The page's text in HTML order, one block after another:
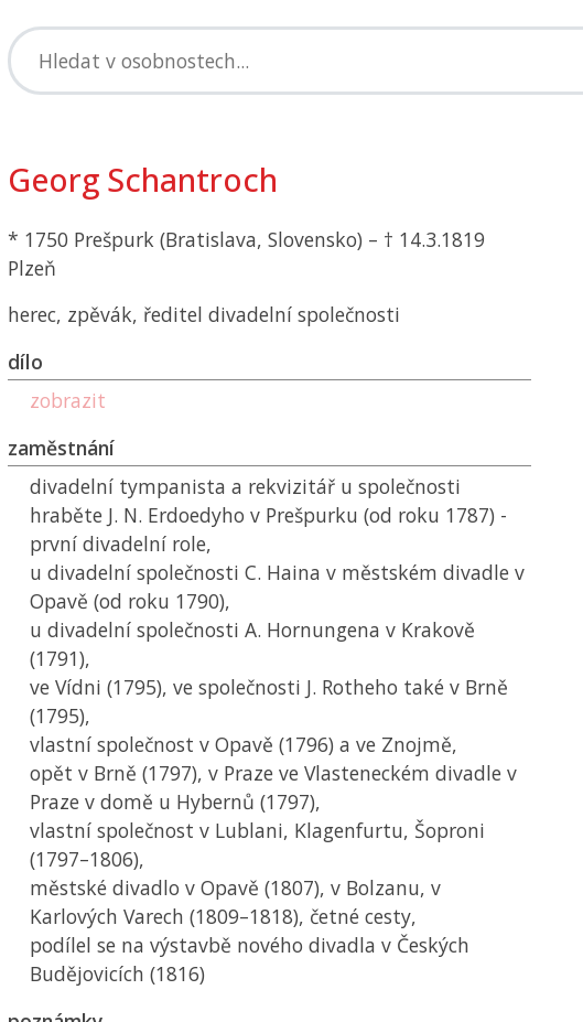
Georg Schantroch
* 1750 Prešpurk (Bratislava, Slovensko) – † 14.3.1819
Plzeň
herec, zpěvák, ředitel divadelní společnosti
dílo
zobrazit
zaměstnání
divadelní tympanista a rekvizitář u společnosti
hraběte J. N. Erdoedyho v Prešpurku (od roku 1787) -
první divadelní role,
u divadelní společnosti C. Haina v městském divadle v
Opavě (od roku 1790),
u divadelní společnosti A. Hornungena v Krakově
(1791),
ve Vídni (1795), ve společnosti J. Rotheho také v Brně
(1795),
vlastní společnost v Opavě (1796) a ve Znojmě,
opět v Brně (1797), v Praze ve Vlasteneckém divadle v
Praze v domě u Hybernů (1797),
vlastní společnost v Lublani, Klagenfurtu, Šoproni
(1797–1806),
městské divadlo v Opavě (1807), v Bolzanu, v
Karlových Varech (1809–1818), četné cesty,
podílel se na výstavbě nového divadla v Českých
Budějovicích (1816)